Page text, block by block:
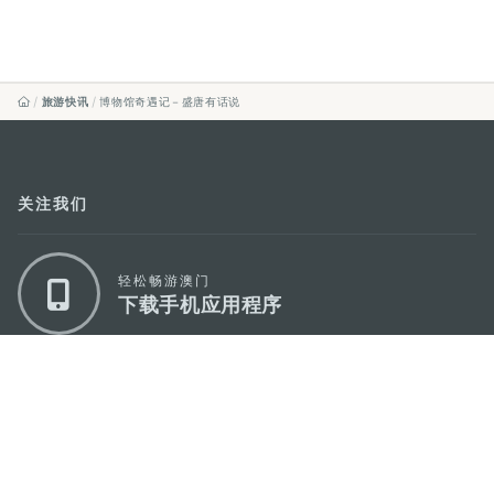
旅游快讯 博物馆奇遇记－盛唐有话说
关注我们
轻松畅游澳门
下载手机应用程序